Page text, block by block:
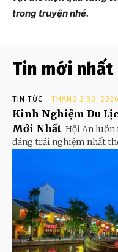
trong truyện nhé.
Tin mới nhất
TIN TỨC THÁNG 3 30, 2026
Kinh Nghiệm Du
Mới Nhất Hội An luôn
đáng trải nghiệm nhất